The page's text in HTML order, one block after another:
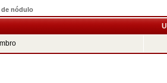
nódulo